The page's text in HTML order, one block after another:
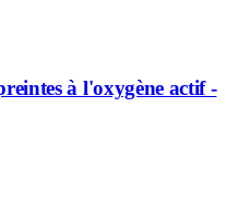
à l'oxygène actif -